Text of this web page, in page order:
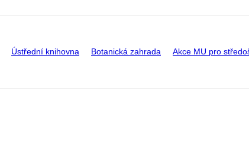
Ústřední knihovna Botanická zahrada Akce MU pro